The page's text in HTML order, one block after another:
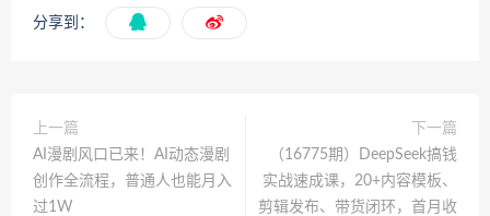
分享到：
上一篇
AI漫剧风口已来！AI动态漫剧
创作全流程，普通人也能月入
过1W
下一篇
（16775期）DeepSeek搞钱
实战速成课，20+内容模板、
剪辑发布、带货闭环，首月收